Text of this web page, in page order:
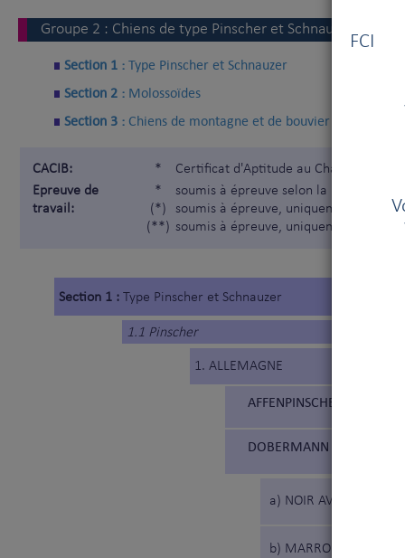
FCI
Groupe 2 : Chiens de type Pinscher et Schnauzer -
Section 1 : Type Pinscher et Schnauzer
Section 2 : Molossoïdes
Section 3 : Chiens de montagne et de bouvier suisses
CACIB: *
Certificat d'Aptitude au Championnat
Epreuve de
travail:
*
(*)
(**)
soumis à épreuve selon la
soumis à épreuve, uniquement pour
soumis à épreuve, uniquement pour
Section 1 : Type Pinscher et Schnauzer
1.1 Pinscher
1. ALLEMAGNE
AFFENPINSCHER (186)
DOBERMANN (143)
a) NOIR AVEC DES
b) MARRON AVEC